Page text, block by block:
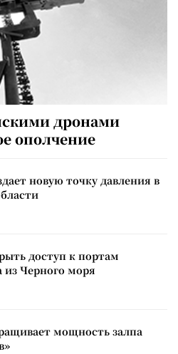
дронами
ополчение
новую точку давления в
доступ к портам
из Черного моря
мощность залпа